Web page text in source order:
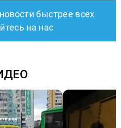
быстрее всех
на нас